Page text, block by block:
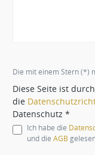
Die mit einem Stern (*)
Diese Seite ist
die
Datenschutz *
Ich habe die
und die AGB